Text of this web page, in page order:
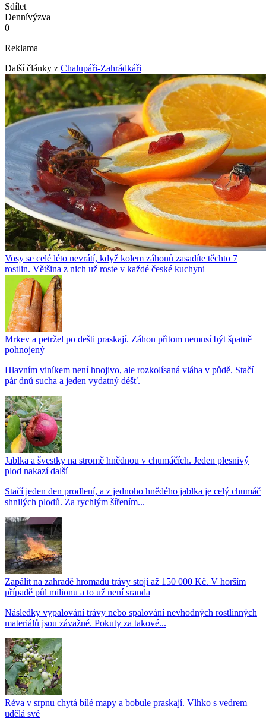
Sdílet
Dennívýzva
0
Reklama
Další články z Chalupáři-Zahrádkáři
Vosy se celé léto nevrátí, když kolem záhonů zasadíte těchto 7
rostlin. Většina z nich už roste v každé české kuchyni
Mrkev a petržel po dešti praskají. Záhon přitom nemusí být špatně
pohnojený
Hlavním viníkem není hnojivo, ale rozkolísaná vláha v půdě. Stačí
pár dnů sucha a jeden vydatný déšť.
Jablka a švestky na stromě hnědnou v chumáčích. Jeden plesnivý
plod nakazí další
Stačí jeden den prodlení, a z jednoho hnědého jablka je celý chumáč
shnilých plodů. Za rychlým šířením...
Zapálit na zahradě hromadu trávy stojí až 150 000 Kč. V horším
případě půl milionu a to už není sranda
Následky vypalování trávy nebo spalování nevhodných rostlinných
materiálů jsou závažné. Pokuty za takové...
Réva v srpnu chytá bílé mapy a bobule praskají. Vlhko s vedrem
udělá své